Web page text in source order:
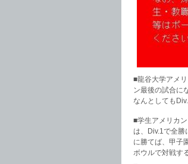
■龍谷大学アメ
ン最後の試合に
なんとしても
■学生アメリカ
は、Div.1で全勝
に勝てば、甲子
ボウルで対戦す